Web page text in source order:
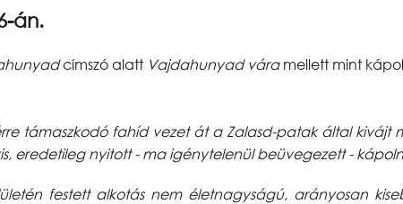
án.
címszó alatt Vajdahunyad váramellett mint
támaszkodó fahíd vezet át a Zalasd-patak által kivájt
eredetileg nyitott - ma igénytelenül beüvegezett -
festett alkotás nem életnagyságú, arányosan